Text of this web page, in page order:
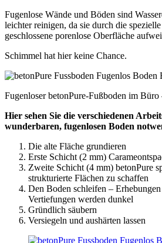
Fugenlose Wände und Böden sind
leichter reinigen, da sie durch die
geschlossene porenlose Oberfläche
Schimmel hat hier keine Chance.
Fugenloser betonPure-Fußboden im
Hier sehen Sie die verschiedenen
wunderbaren, fugenlosen Boden
Die alte Fläche grundieren
Erste Schicht (2 mm)
Zweite Schicht (4 mm) betonPure
strukturierte Flächen zu schaffen
Den Boden schleifen –
Vertiefungen werden dunkel
Gründlich säubern
Versiegeln und aushärten lassen